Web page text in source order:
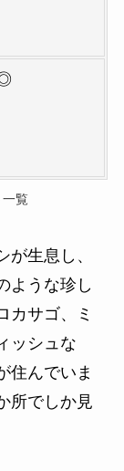
一覧
生息し、
ような珍し
カサゴ、ミ
ッシュな
住んでいま
所でしか見